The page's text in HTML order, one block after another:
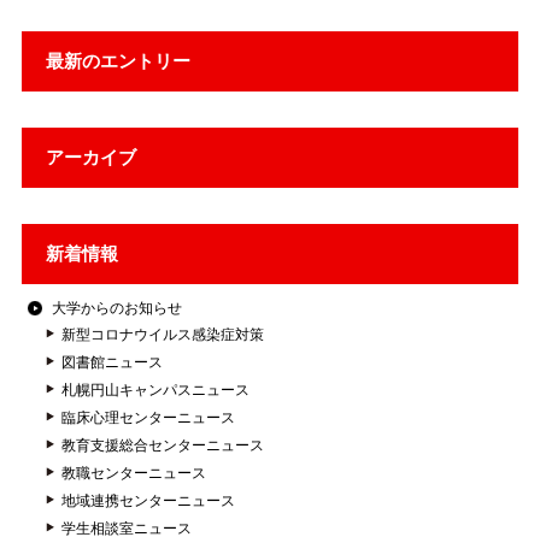
最新のエントリー
アーカイブ
新着情報
大学からのお知らせ
新型コロナウイルス感染症対策
図書館ニュース
札幌円山キャンパスニュース
臨床心理センターニュース
教育支援総合センターニュース
教職センターニュース
地域連携センターニュース
学生相談室ニュース